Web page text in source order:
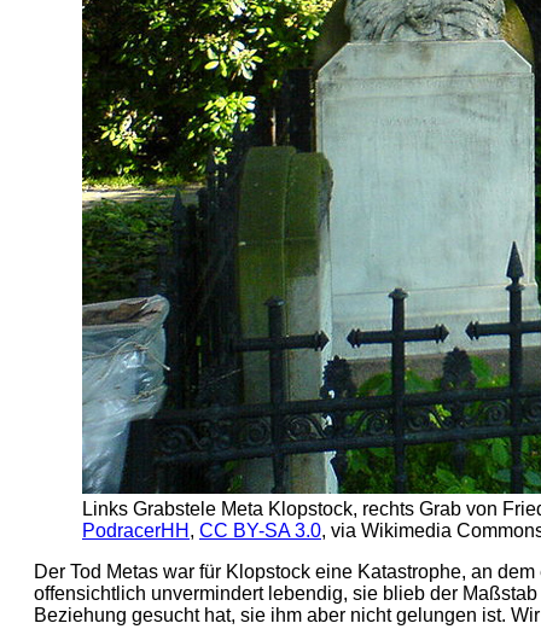
Links Grabstele Meta Klopstock, rechts Grab von
PodracerHH , CC BY-SA 3.0, via Wikimedia
Der Tod Metas war für Klopstock eine Katastrophe, an
offensichtlich unvermindert lebendig, sie blieb der
Beziehung gesucht hat, sie ihm aber nicht gelungen ist.